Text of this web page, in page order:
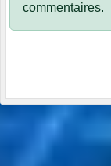
commentaires.